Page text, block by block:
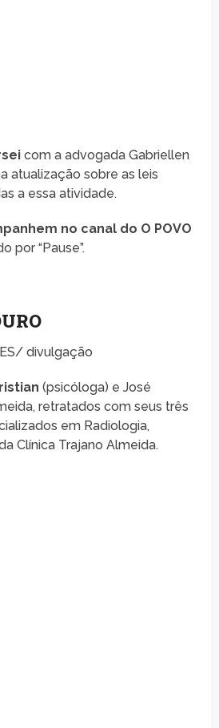
com a advogada Gabriellen
atualização sobre as leis
a essa atividade.
no canal do O POVO
por “Pause”.
divulgação
(psicóloga) e José
retratados com seus três
em Radiologia,
Clínica Trajano Almeida.